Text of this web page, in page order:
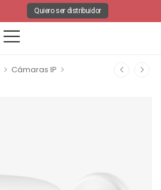
Quiero ser distribuidor
> Cámaras IP >